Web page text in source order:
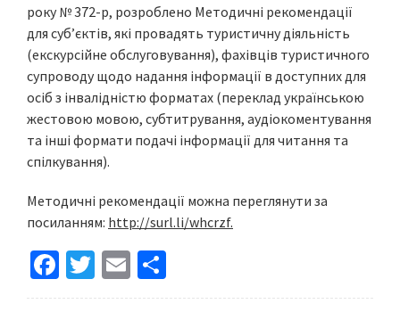
року № 372-р, розроблено Методичні рекомендації
для суб’єктів, які провадять туристичну діяльність
(екскурсійне обслуговування), фахівців туристичного
супроводу щодо надання інформації в доступних для
осіб з інвалідністю форматах (переклад українською
жестовою мовою, субтитрування, аудіокоментування
та інші формати подачі інформації для читання та
спілкування).
Методичні рекомендації можна переглянути за
посиланням: http://surl.li/whcrzf.
Fa
ce
T
wi
E
m h